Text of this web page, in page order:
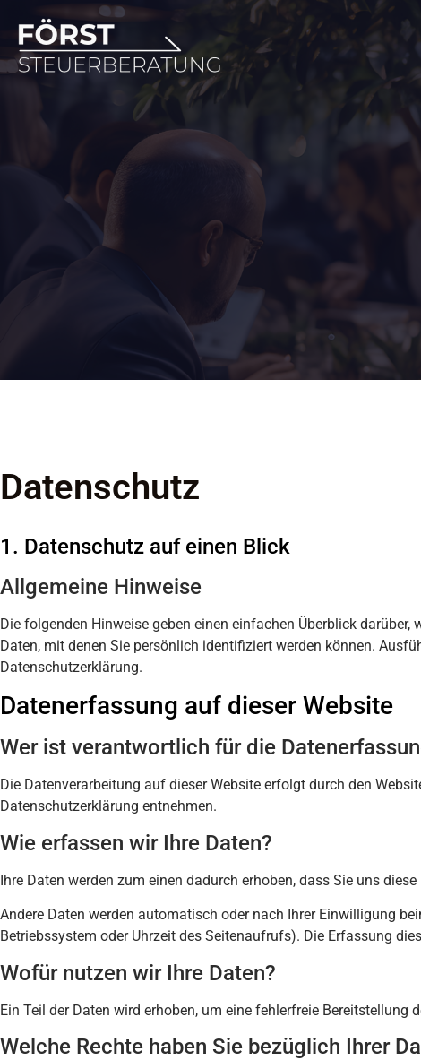
Datenschutz
1. Datenschutz auf einen Blick
Allgemeine Hinweise
Die folgenden Hinweise geben einen einfachen Überblick
Daten, mit denen Sie persönlich identifiziert werden können.
Datenschutzerklärung.
Datenerfassung auf dieser Website
Wer ist verantwortlich für die
Die Datenverarbeitung auf dieser Website erfolgt durch den
Datenschutzerklärung entnehmen.
Wie erfassen wir Ihre Daten?
Ihre Daten werden zum einen dadurch erhoben, dass Sie uns
Andere Daten werden automatisch oder nach Ihrer Einwilligung
Betriebssystem oder Uhrzeit des Seitenaufrufs). Die Erfassung
Wofür nutzen wir Ihre Daten?
Ein Teil der Daten wird erhoben, um eine fehlerfreie Bereitstellung
Welche Rechte haben Sie bezüglich Ihrer